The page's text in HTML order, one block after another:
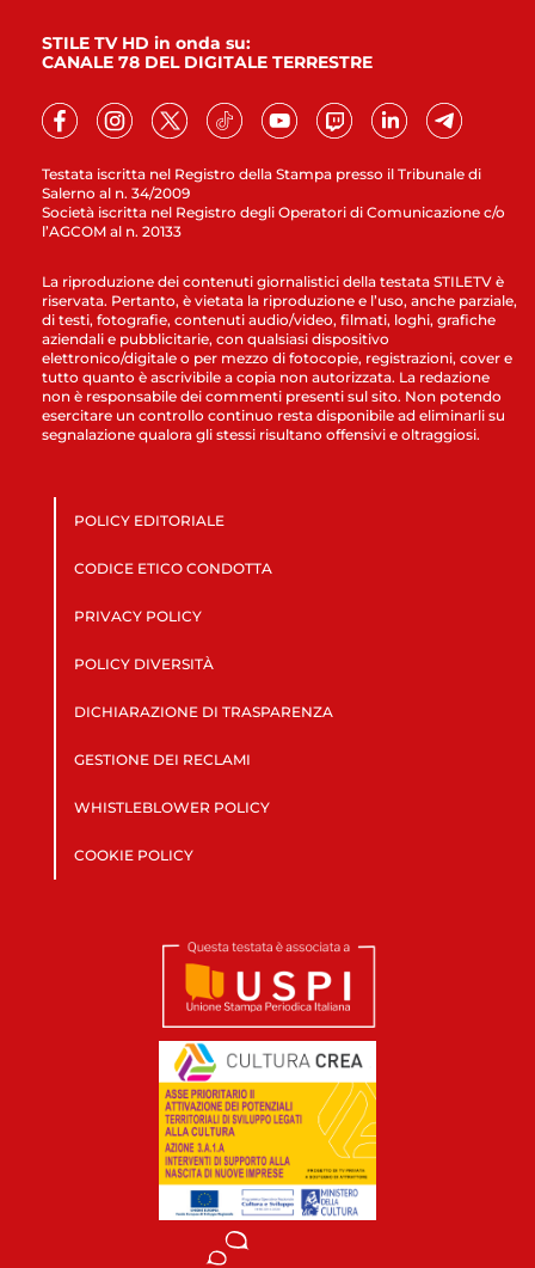
Testata iscritta nel Registro della Stampa presso il Tribunale di
Salerno al n. 34/2009
Società iscritta nel Registro degli Operatori di Comunicazione c/o
l’AGCOM al n. 20133
STILE TV HD in onda su:
CANALE 78 DEL DIGITALE TERRESTRE
La riproduzione dei contenuti giornalistici della testata STILETV è
riservata. Pertanto, è vietata la riproduzione e l’uso, anche parziale,
di testi, fotografie, contenuti audio/video, filmati, loghi, grafiche
aziendali e pubblicitarie, con qualsiasi dispositivo
elettronico/digitale o per mezzo di fotocopie, registrazioni, cover e
tutto quanto è ascrivibile a copia non autorizzata. La redazione
non è responsabile dei commenti presenti sul sito. Non potendo
esercitare un controllo continuo resta disponibile ad eliminarli su
segnalazione qualora gli stessi risultano offensivi e oltraggiosi.
POLICY EDITORIALE
CODICE ETICO CONDOTTA
PRIVACY POLICY
POLICY DIVERSITÀ
DICHIARAZIONE DI TRASPARENZA
GESTIONE DEI RECLAMI
WHISTLEBLOWER POLICY
COOKIE POLICY